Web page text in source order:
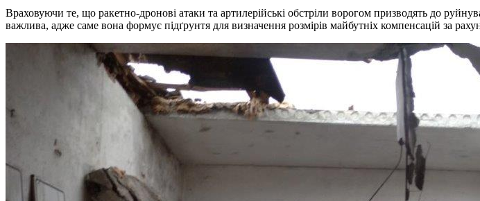
Враховуючи те, що ракетно-дронові атаки та артилерійські обстріли ворогом призводять до
важлива, адже саме вона формує підґрунтя для визначення розмірів майбутніх компенсацій за